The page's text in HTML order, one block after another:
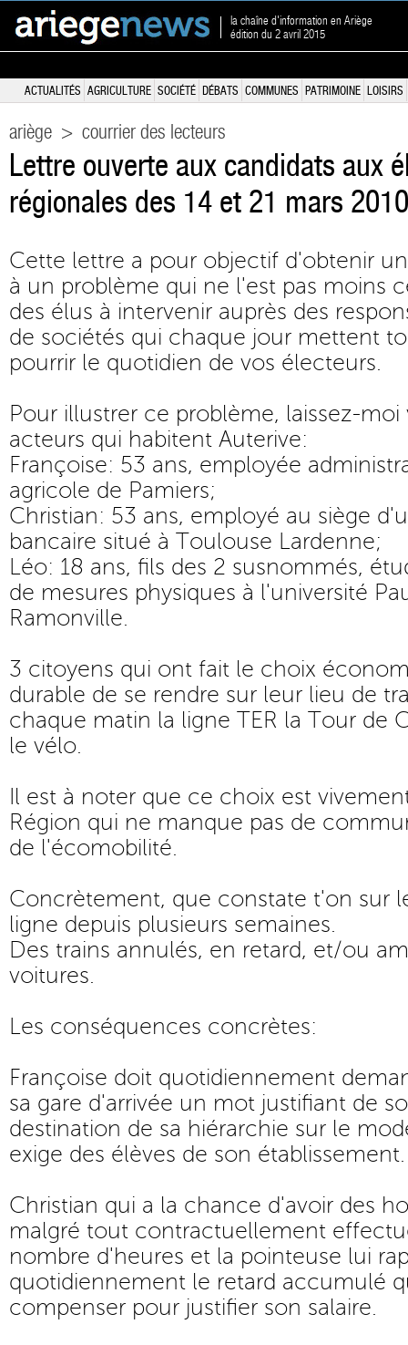
la chaîne d'information en Ariège
édition du 2 avril 2015
ACTUALITÉS AGRICULTURE SOCIÉTÉ DÉBATS COMMUNES PATRIMOINE LOISIRS
ariège > courrier des lecteurs
Lettre ouverte aux candidats aux
régionales des 14 et 21 mars 2010
Cette lettre a pour objectif d'obtenir
à un problème qui ne l'est pas moins
des élus à intervenir auprès des
de sociétés qui chaque jour mettent
pourrir le quotidien de vos électeurs.
Pour illustrer ce problème, laissez-moi
acteurs qui habitent Auterive:
Françoise: 53 ans, employée
agricole de Pamiers;
Christian: 53 ans, employé au siège
bancaire situé à Toulouse Lardenne;
Léo: 18 ans, fils des 2 susnommés,
de mesures physiques à l'université
Ramonville.
3 citoyens qui ont fait le choix
durable de se rendre sur leur lieu de
chaque matin la ligne TER la Tour de
le vélo.
Il est à noter que ce choix est
Région qui ne manque pas de
de l'écomobilité.
Concrètement, que constate t'on sur
ligne depuis plusieurs semaines.
Des trains annulés, en retard, et/ou
voitures.
Les conséquences concrètes:
Françoise doit quotidiennement
sa gare d'arrivée un mot justifiant de
destination de sa hiérarchie sur le
exige des élèves de son établissement.
Christian qui a la chance d'avoir des
malgré tout contractuellement
nombre d'heures et la pointeuse lui
quotidiennement le retard accumulé
compenser pour justifier son salaire.